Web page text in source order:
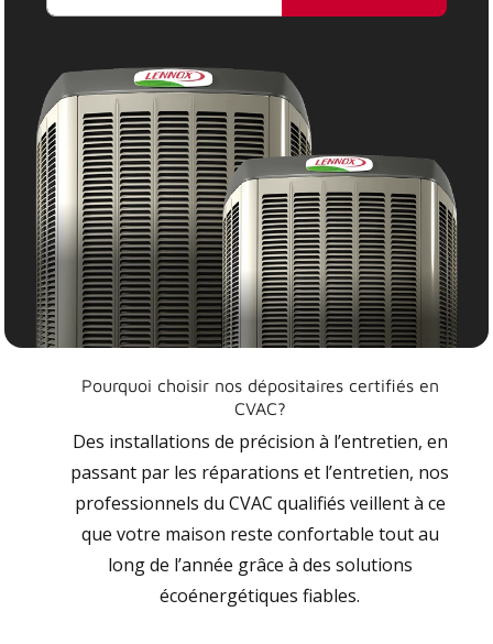
Pourquoi choisir nos dépositaires certifiés en
CVAC?
Des installations de précision à l’entretien, en
passant par les réparations et l’entretien, nos
professionnels du CVAC qualifiés veillent à ce
que votre maison reste confortable tout au
long de l’année grâce à des solutions
écoénergétiques fiables.